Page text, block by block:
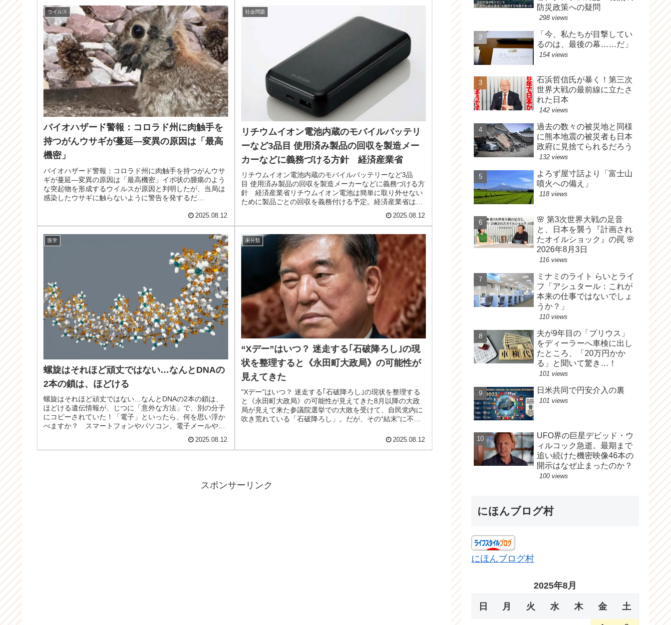
ウイルス
バイオハザード警報：コロラド州に肉触手を
持つがんウサギが蔓延—変異の原因は「最高
機密」
バイオハザード警報：コロラド州に肉触手を持つがんウサ
ギが蔓延—変異の原因は「最高機密」イボ状の腫瘍のよう
な突起物を形成するウイルスが原因と判明したが、当局は
感染したウサギに触らないように警告を発するだ
2025.08.12
社会問題
リチウムイオン電池内蔵のモバイルバッテリ
ーなど3品目 使用済み製品の回収を製造メー
カーなどに義務づける方針 経済産業省
リチウムイオン電池内蔵のモバイルバッテリーなど3品
目 使用済み製品の回収を製造メーカーなどに義務づける方
針 経済産業省リチウムイオン電池は簡単に取り外せない
ために製品ごとの回収を義務付ける予定。経済産業省はリ
2025.08.12
医学
螺旋はそれほど頑丈ではない…なんとDNAの
2本の鎖は、ほどける
螺旋はそれほど頑丈ではない…なんとDNAの2本の鎖は、
ほどける遺伝情報が、じつに「意外な方法」で、別の分子
にコピーされていた！「電子」といったら、何を思い浮か
べますか？ スマートフォンやパソコン、電子メールや電
2025.08.12
未分類
“Xデー”はいつ？ 迷走する｢石破降ろし｣の現
状を整理すると《永田町大政局》の可能性が
見えてきた
"Xデー"はいつ？ 迷走する｢石破降ろし｣の現状を整理する
と《永田町大政局》の可能性が見えてきた8月以降の大政
局が見えて来た参議院選挙での大敗を受けて、自民党内に
吹き荒れている「石破降ろし」。だが、その“結末”に不透
2025.08.12
スポンサーリンク
防災政策への疑問
298 views
「今、私たちが目撃してい
るのは、最後の幕……だ」
154 views
石浜哲信氏が暴く！第三次
世界大戦の最前線に立たさ
れた日本
142 views
過去の数々の被災地と同様
に熊本地震の被災者も日本
政府に見捨てられるだろう
132 views
よろず屋寸話より「富士山
噴火への備え」
118 views
🌸 第3次世界大戦の足音
と、日本を襲う『計画され
たオイルショック』の罠 🌸
2026年8月3日
116 views
ミナミのライト らいとライ
フ「アシュタール：これが
本来の仕事ではないでしょ
うか？」
110 views
夫が9年目の「プリウス」
をディーラーへ車検に出し
たところ、「20万円かか
る」と聞いて驚き…！
101 views
日米共同で円安介入の裏
101 views
UFO界の巨星デビッド・ウ
ィルコック急逝。最期まで
追い続けた機密映像46本の
開示はなぜ止まったのか？
100 views
にほんブログ村
にほんブログ村
2025年8月
日 月 火 水 木 金 土